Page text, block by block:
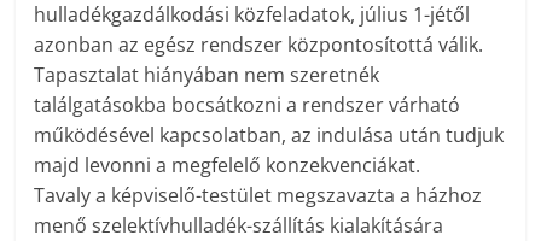
hulladékgazdálkodási közfeladatok, július 1-jétől
azonban az egész rendszer központosítottá válik.
Tapasztalat hiányában nem szeretnék
találgatásokba bocsátkozni a rendszer várható
működésével kapcsolatban, az indulása után tudjuk
majd levonni a megfelelő konzekvenciákat.
Tavaly a képviselő-testület megszavazta a házhoz
menő szelektívhulladék-szállítás kialakítására